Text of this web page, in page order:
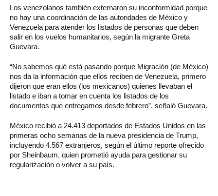
Los venezolanos también externaron su inconformidad porque
no hay una coordinación de las autoridades de México y
Venezuela para atender los listados de personas que deben
salir en los vuelos humanitarios, según la migrante Greta
Guevara.
“No sabemos qué está pasando porque Migración (de México)
nos da la información que ellos reciben de Venezuela, primero
dijeron que eran ellos (los mexicanos) quienes llevaban el
listado e iban a tomar en cuenta los listados de los
documentos que entregamos desde febrero”, señaló Guevara.
México recibió a 24.413 deportados de Estados Unidos en las
primeras ocho semanas de la nueva presidencia de Trump,
incluyendo 4.567 extranjeros, según el último reporte ofrecido
por Sheinbaum, quien prometió ayuda para gestionar su
regularización o volver a su país.